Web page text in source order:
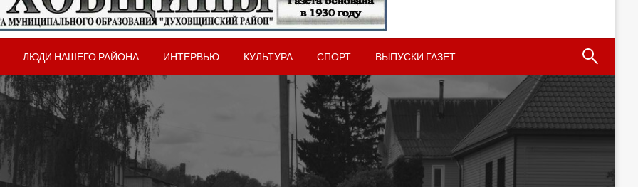
Духовщины
района Смоленской области
ЛЮДИ НАШЕГО РАЙОНА ИНТЕРВЬЮ КУЛЬТУРА СПОРТ ВЫПУСКИ ГАЗЕТ